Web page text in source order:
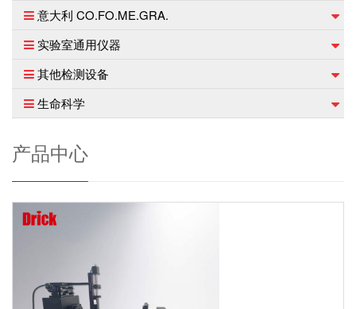
意大利 CO.FO.ME.GRA.
实验室通用仪器
其他检测设备
生命科学
产品中心